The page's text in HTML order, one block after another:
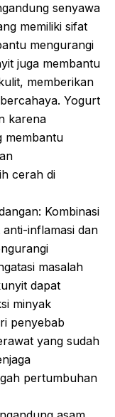
senyawa
memiliki sifat
mengurangi
juga membantu
memberikan
Yogurt
karena
membantu
cerah di
Kombinasi
inflamasi dan
masalah
dapat
minyak
penyebab
yang sudah
pertumbuhan